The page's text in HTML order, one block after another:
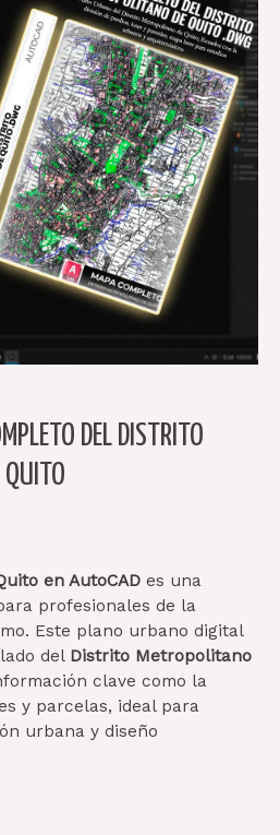
DEL DISTRITO
QUITO
en AutoCAD es una
profesionales de la
Este plano urbano digital
del Distrito Metropolitano
clave como la
y parcelas, ideal para
urbana y diseño